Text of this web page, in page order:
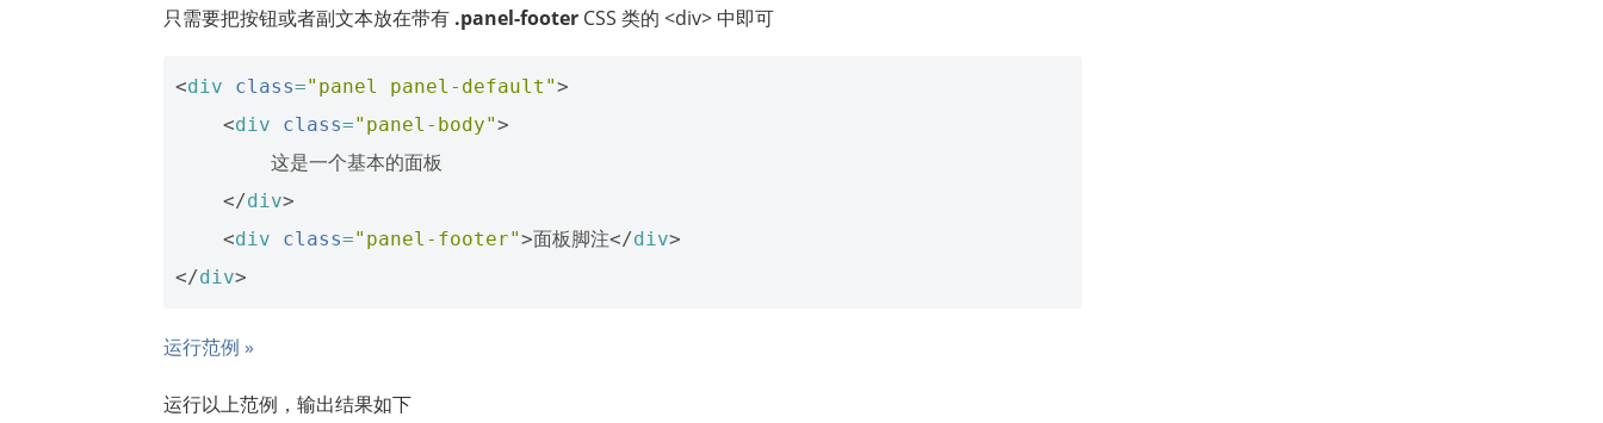
只需要把按钮或者副文本放在带有 .panel-footer CSS 类的 <div> 中即可
<div class="panel panel-default">
<div class="panel-body">
</div>
<div class="panel-footer">面板脚注</div>
</div>
运行范例 »
运行以上范例，输出结果如下